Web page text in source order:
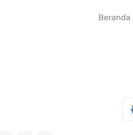
Beranda